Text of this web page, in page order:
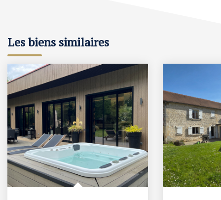
Les biens similaires